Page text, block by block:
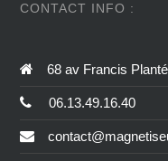
CONTACT INFO :
68 av Francis
06.13.49.16.40